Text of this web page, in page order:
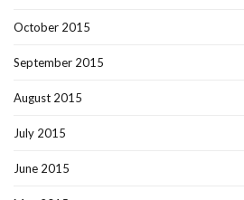
October 2015
September 2015
August 2015
July 2015
June 2015